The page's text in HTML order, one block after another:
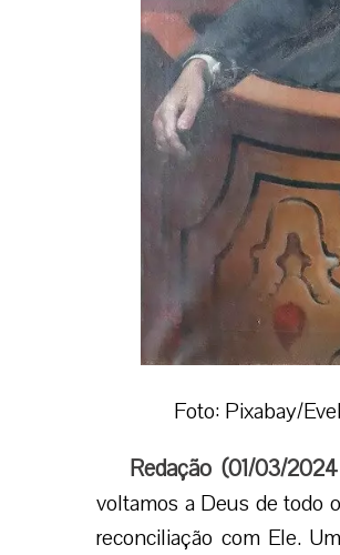
Foto: Pixabay/
Redação (01/03/
voltamos a Deus de todo
reconciliação com Ele.